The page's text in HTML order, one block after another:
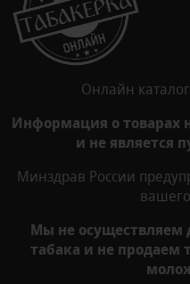
Онлайн
Информация о товарах
и не является
Минздрав России
Мы не осуществляем
табака и не продаем